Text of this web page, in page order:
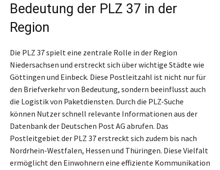
Bedeutung der PLZ 37 in der
Region
Die PLZ 37 spielt eine zentrale Rolle in der Region
Niedersachsen und erstreckt sich über wichtige Städte wie
Göttingen und Einbeck. Diese Postleitzahl ist nicht nur für
den Briefverkehr von Bedeutung, sondern beeinflusst auch
die Logistik von Paketdiensten. Durch die PLZ-Suche
können Nutzer schnell relevante Informationen aus der
Datenbank der Deutschen Post AG abrufen. Das
Postleitgebiet der PLZ 37 erstreckt sich zudem bis nach
Nordrhein-Westfalen, Hessen und Thüringen. Diese Vielfalt
ermöglicht den Einwohnern eine effiziente Kommunikation